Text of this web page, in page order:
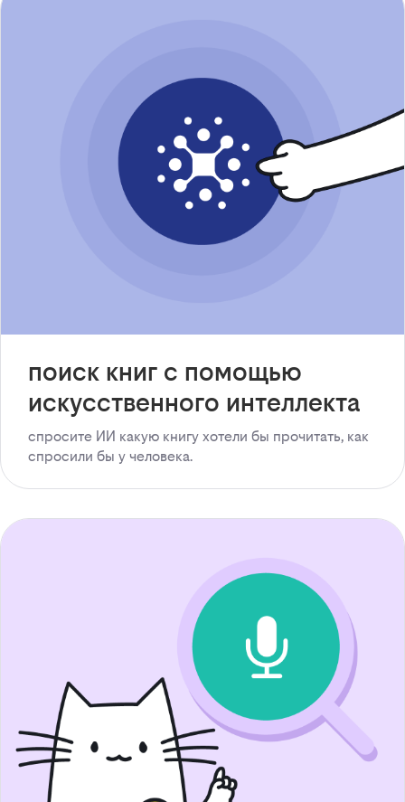
поиск книг с помощью
искусственного интеллекта
спросите ИИ какую книгу хотели бы прочитать, как
спросили бы у человека.